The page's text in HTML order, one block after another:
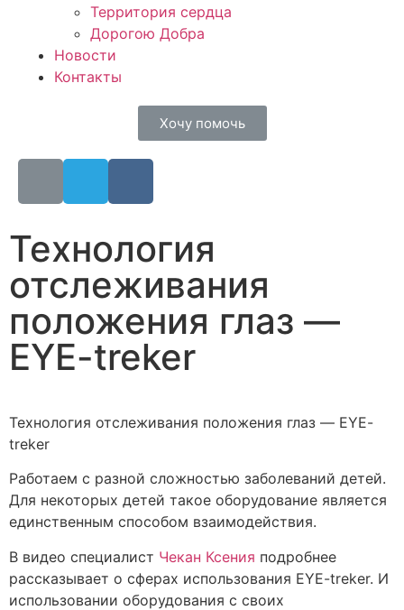
Территория сердца
Дорогою Добра
Новости
Контакты
Хочу помочь
Технология
отслеживания
положения глаз —
EYE-treker
Технология отслеживания положения глаз — EYE-
treker
Работаем с разной сложностью заболеваний детей.
Для некоторых детей такое оборудование является
единственным способом взаимодействия.
В видео специалист Чекан Ксения подробнее
рассказывает о сферах использования EYE-treker. И
использовании оборудования с своих